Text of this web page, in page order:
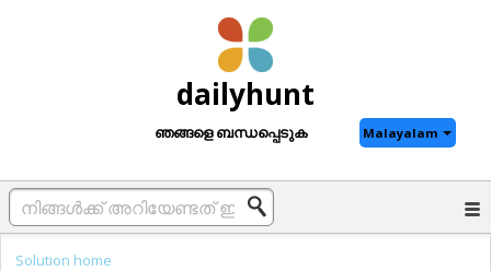
dailyhunt
ഞങ്ങളെ ബന്ധപ്പെടുക Malayalam
Solution home